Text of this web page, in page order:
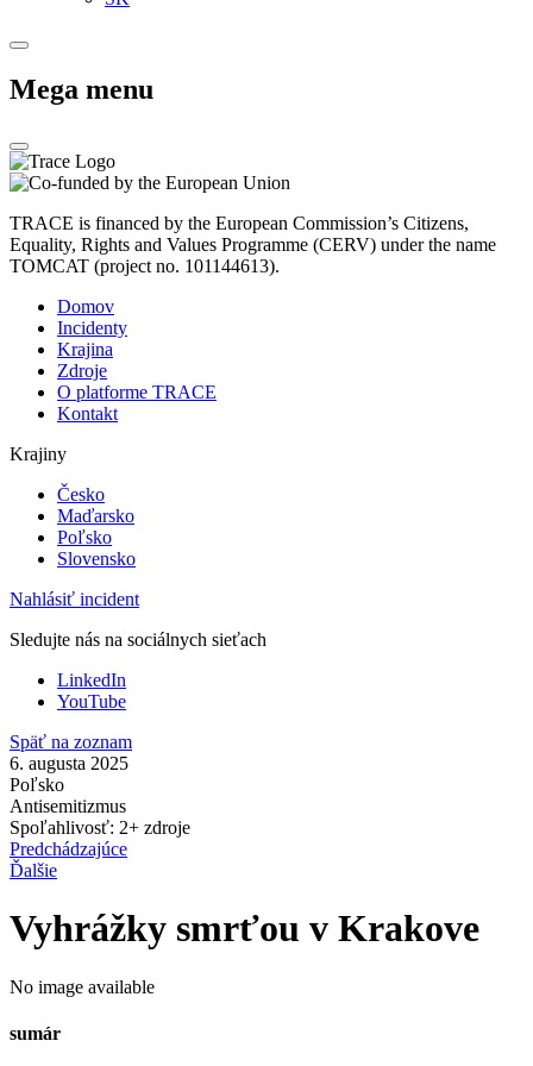
Mega menu
TRACE is financed by the European Commission’s Citizens,
Equality, Rights and Values Programme (CERV) under the name
TOMCAT (project no. 101144613).
Domov
Incidenty
Krajina
Zdroje
O platforme TRACE
Kontakt
Krajiny
Česko
Maďarsko
Poľsko
Slovensko
Nahlásiť incident
Sledujte nás na sociálnych sieťach
LinkedIn
YouTube
Späť na zoznam
6. augusta 2025
Poľsko
Antisemitizmus
Spoľahlivosť: 2+ zdroje
Predchádzajúce
Ďalšie
Vyhrážky smrťou v Krakove
No image available
sumár